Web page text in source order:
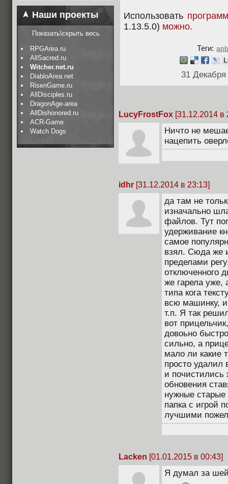
Наши проекты
Показать\скрыть весь
RPGArea.ru
AllSacred.ru
Witcher.net.ru
DiabloArea.net
RisenGame.ru
AllDisciples.ru
DragonAge-area
AllDishonored.ru
ACR-Game
Watch Dogs
Использовать
1.13.5.0) можно.
Теги:
31
LucyFrostFox [31.12.2014 в
Ничто не
нацепить
idhr [31.12.2014 в 23:13]
да там не
изначально
файлов. Тут
удерживание
самое
взял. Сюда же
пределами
отключенного
же гарела уже,
типа кога
всю машинку, и
т.п. Я так
вот
довоьно
сильно, а
мало ли какие
просто удалил
и почистились
обновения
нужные
папка с игрой
лучшими
Lacken [01.01.2015 в 00:43]
Я думал за